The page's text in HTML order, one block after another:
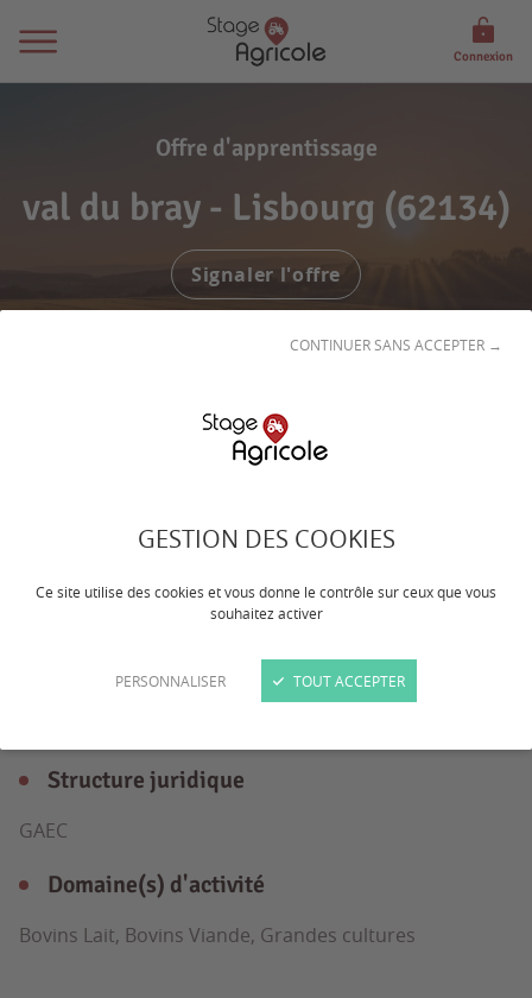
GESTION DES COOKIES
Ce site utilise des cookies et vous donne le contrôle sur ceux que vous
souhaitez activer
PERSONNALISER
CONTINUER SANS ACCEPTER →
TOUT ACCEPTER
Connexion
Offre d'apprentissage
val du bray - Lisbourg (62134)
Signaler l'offre
B. viande
L'exploitationen détail
Structure juridique
GAEC
Domaine(s) d'activité
Bovins Lait, Bovins Viande, Grandes cultures